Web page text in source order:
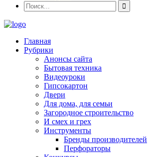
Главная
Рубрики
Анонсы сайта
Бытовая техника
Видеоуроки
Гипсокартон
Двери
Для дома, для семьи
Загородное строительство
И смех и грех
Инструменты
Бренды производителей
Перфораторы